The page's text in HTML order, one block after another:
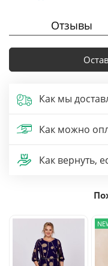
Отзывы
Как мы
Как можно
Как вернуть,